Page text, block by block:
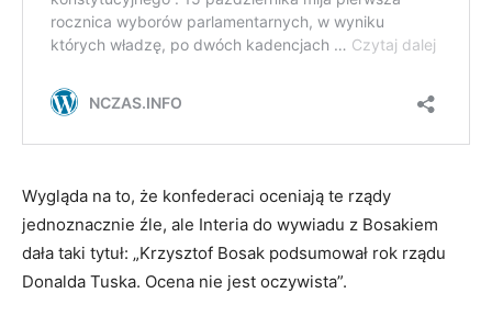
Wygląda na to, że konfederaci oceniają te rządy
jednoznacznie źle, ale Interia do wywiadu z Bosakiem
dała taki tytuł: „Krzysztof Bosak podsumował rok rządu
Donalda Tuska. Ocena nie jest oczywista”.